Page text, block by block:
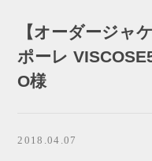
【オーダージャ
ポーレ
O様
2018.04.07